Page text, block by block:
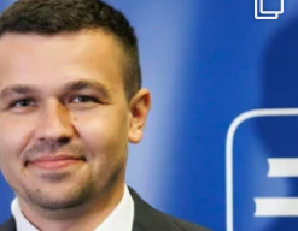
paralympijského výboru. 🇸🇰
v Bratislave prinieslo zásadnú zmenu vo
rozhodli, že pozíciu predsedu po 23
ktorý vystriedal Jána Riapoša. 🤝
hlasovania, volebnú atmosféru
novozvoleného predsedu a členov
výboru SPV. 👇📸
#paralympionici #slovensko